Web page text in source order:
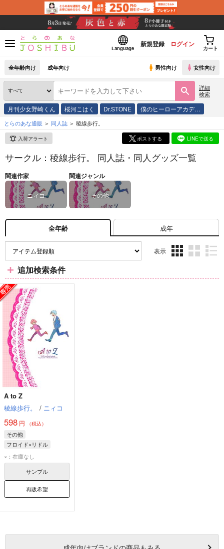
Language
新規登録 ログイン
カート
全年齢向け 成年向け 男性向け 女性向け
詳細
検索
月刊少女野崎くん 桜河こはく Dr.STONE 僕のヒーローアカデ…
とらのあな通販 同人誌 稜線歩行。
入荷アラート ポストする LINEで送る
サークル：稜線歩行。 同人誌・同人グッズ一覧
関連作家
ニィコ
関連ジャンル
その他
全年齢 成年
表示
ム
ム
ム
追加検索条件
A to Z
稜線歩行。
/ ニィコ
598 円 （税込）
その他
フロイド×リドル
フロイド・リーチ
リドル・ローズハート
×：在庫なし
サンプル
再販希望